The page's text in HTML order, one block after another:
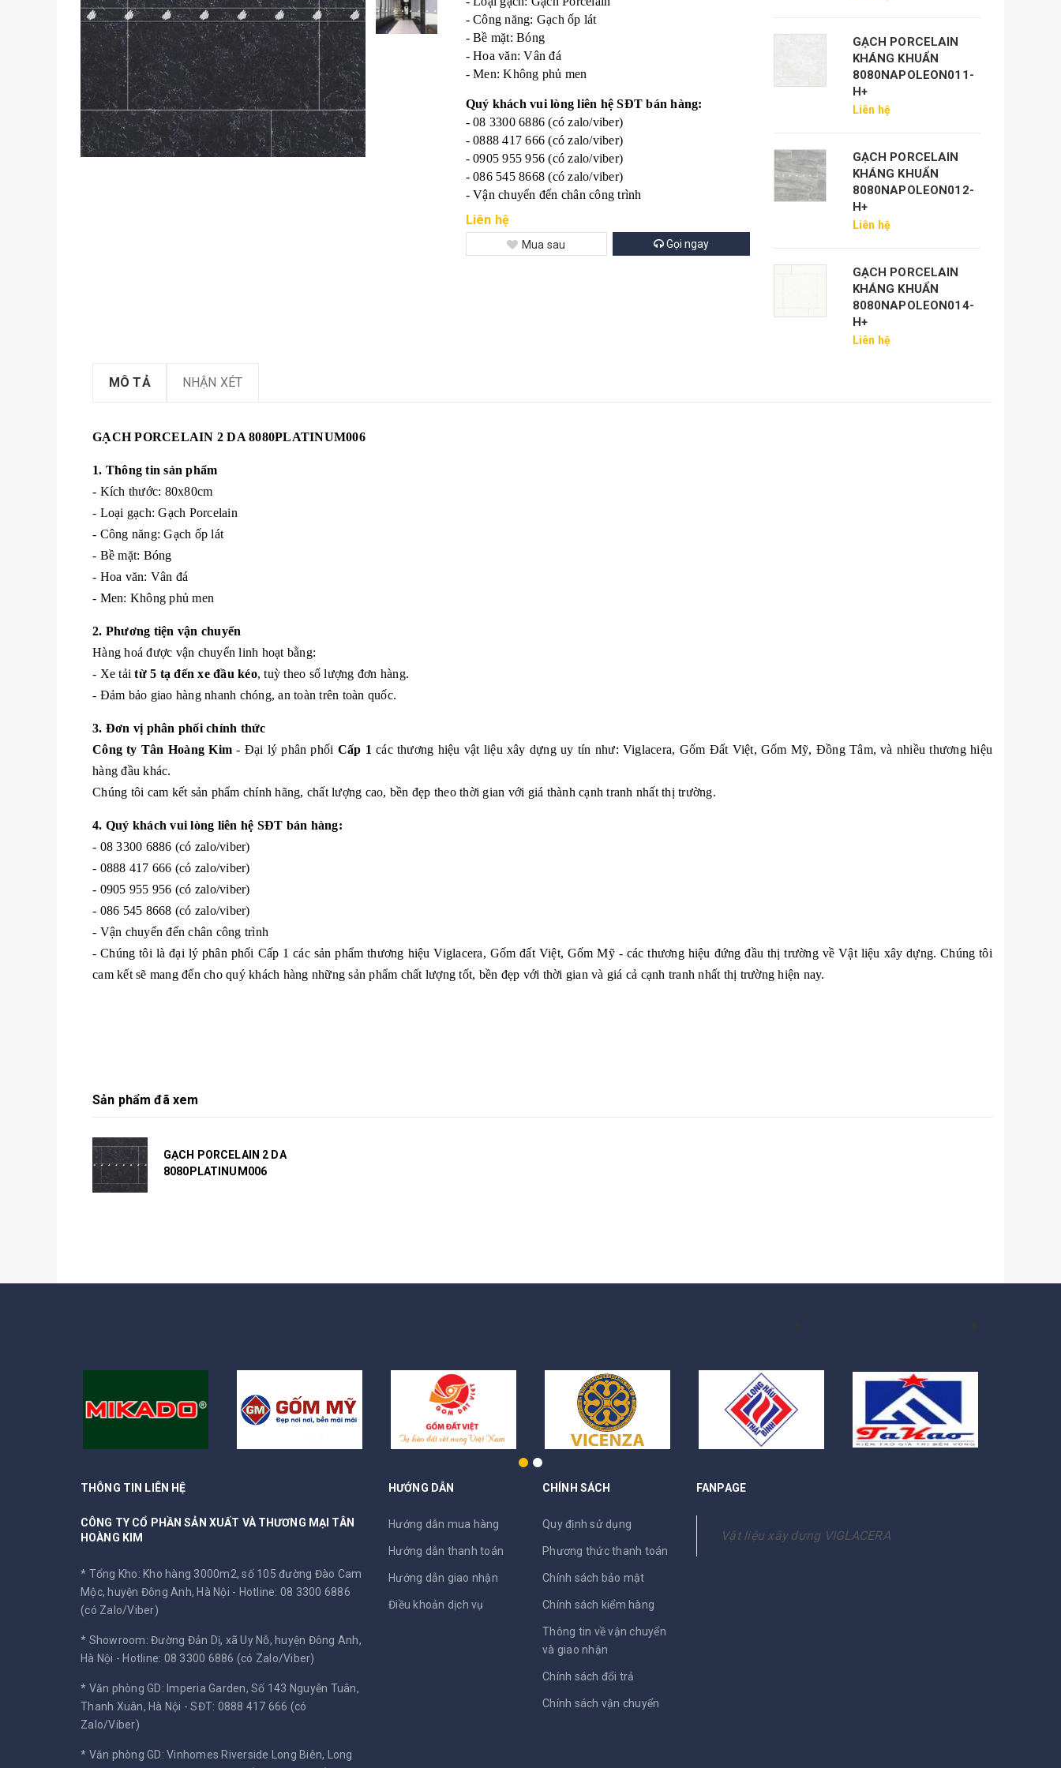
- Công năng: Gạch ốp lát
- Bề mặt: Bóng
- Hoa văn: Vân đá
- Men: Không phủ men
Quý khách vui lòng liên hệ SĐT bán hàng:
- 08 3300 6886 (có zalo/viber)
- 0888 417 666 (có zalo/viber)
- 0905 955 956 (có zalo/viber)
- 086 545 8668 (có zalo/viber)
- Vận chuyển đến chân công trình
Liên hệ
Mua sau Gọi ngay
GẠCH PORCELAIN
KHÁNG KHUẨN
8080NAPOLEON011-
H+
Liên hệ
GẠCH PORCELAIN
KHÁNG KHUẨN
8080NAPOLEON012-
H+
Liên hệ
GẠCH PORCELAIN
KHÁNG KHUẨN
8080NAPOLEON014-
H+
Liên hệ
MÔ TẢ NHẬN XÉT
GẠCH PORCELAIN 2 DA 8080PLATINUM006
1. Thông tin sản phẩm
- Kích thước: 80x80cm
- Loại gạch: Gạch Porcelain
- Công năng: Gạch ốp lát
- Bề mặt: Bóng
- Hoa văn: Vân đá
- Men: Không phủ men
2. Phương tiện vận chuyển
Hàng hoá được vận chuyển linh hoạt bằng:
- Xe tảitừ 5 tạ đến xe đầu kéo, tuỳ theo số lượng đơn hàng.
- Đảm bảo giao hàng nhanh chóng, an toàn trên toàn quốc.
3. Đơn vị phân phối chính thức
Công ty Tân Hoàng Kim - Đại lý phân phối Cấp 1 các thương hiệu vật liệu xây dựng uy tín như: Viglacera, Gốm Đất Việt, Gốm Mỹ, Đồng Tâm, và nhiều thương hiệu
hàng đầu khác.
Chúng tôi cam kết sản phẩm chính hãng, chất lượng cao, bền đẹp theo thời gian với giá thành cạnh tranh nhất thị trường.
4. Quý khách vui lòng liên hệ SĐT bán hàng:
- 08 3300 6886 (có zalo/viber)
- 0888 417 666 (có zalo/viber)
- 0905 955 956 (có zalo/viber)
- 086 545 8668 (có zalo/viber)
- Vận chuyển đến chân công trình
- Chúng tôi là đại lý phân phối Cấp 1 các sản phẩm thương hiệu Viglacera, Gốm đất Việt, Gốm Mỹ - các thương hiệu đứng đầu thị trường về Vật liệu xây dựng. Chúng tôi
cam kết sẽ mang đến cho quý khách hàng những sản phẩm chất lượng tốt, bền đẹp với thời gian và giá cả cạnh tranh nhất thị trường hiện nay.
Sản phẩm đã xem
GẠCH PORCELAIN 2 DA
8080PLATINUM006
THÔNG TIN LIÊN HỆ
CÔNG TY CỔ PHẦN SẢN XUẤT VÀ THƯƠNG MẠI TÂN
HOÀNG KIM
* Tổng Kho: Kho hàng 3000m2, số 105 đường Đào Cam
Mộc, huyện Đông Anh, Hà Nội - Hotline: 08 3300 6886
(có Zalo/Viber)
* Showroom: Đường Đản Dị, xã Uy Nỗ, huyện Đông Anh,
Hà Nội - Hotline: 08 3300 6886 (có Zalo/Viber)
* Văn phòng GD: Imperia Garden, Số 143 Nguyễn Tuân,
Thanh Xuân, Hà Nội -SĐT: 0888 417 666 (có
Zalo/Viber)
* Văn phòng GD: Vinhomes Riverside Long Biên, Long
HƯỚNG DẪN
Hướng dẫn mua hàng
Hướng dẫn thanh toán
Hướng dẫn giao nhận
Điều khoản dịch vụ
CHÍNH SÁCH
Quy định sử dụng
Phương thức thanh toán
Chính sách bảo mật
Chính sách kiểm hàng
Thông tin về vận chuyển
và giao nhận
Chính sách đổi trả
Chính sách vận chuyển
FANPAGE
Vật liệu xây dựng VIGLACERA